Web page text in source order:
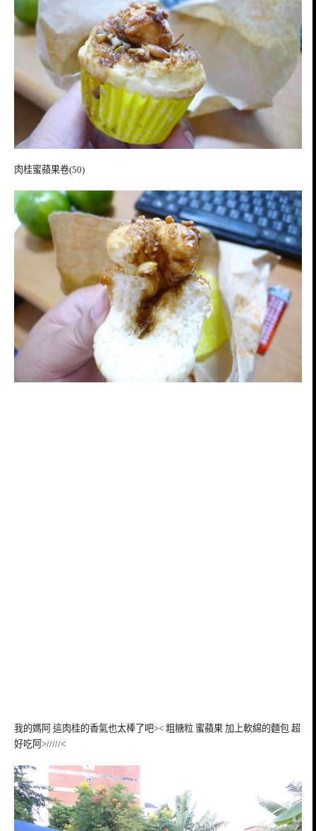
肉桂蜜蘋果卷(50)
我的媽阿 這肉桂的香氣也太棒了吧>< 粗糖粒 蜜蘋果 加上軟綿的麵包 超
好吃阿>/////<